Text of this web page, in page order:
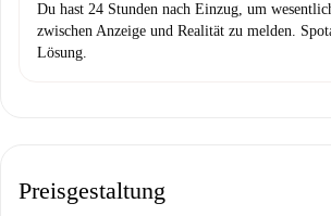
Du hast 24 Stunden nach Einzug, um
zwischen Anzeige und Realität zu melden.
Lösung.
Preisgestaltung